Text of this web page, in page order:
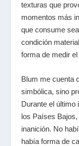
texturas que
momentos más
que consume
condición
forma de medir
Blum me cuenta
simbólica, sino
Durante el último
los Países
inanición. No
había forma de